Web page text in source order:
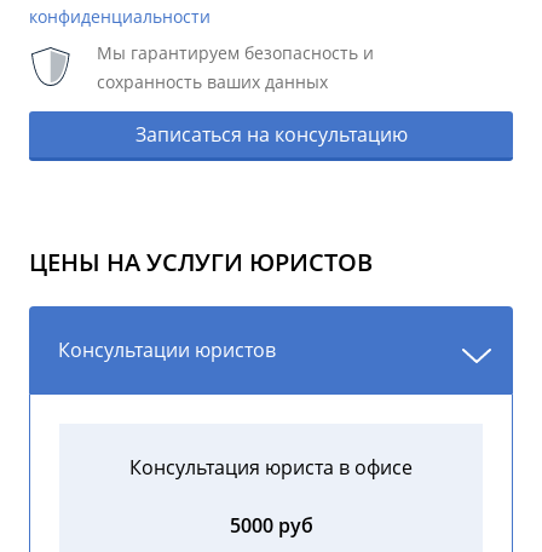
конфиденциальности
Мы гарантируем безопасность и
сохранность ваших данных
Записаться на консультацию
ЦЕНЫ НА УСЛУГИ ЮРИСТОВ
Консультации юристов
Консультация юриста в офисе
5000 руб